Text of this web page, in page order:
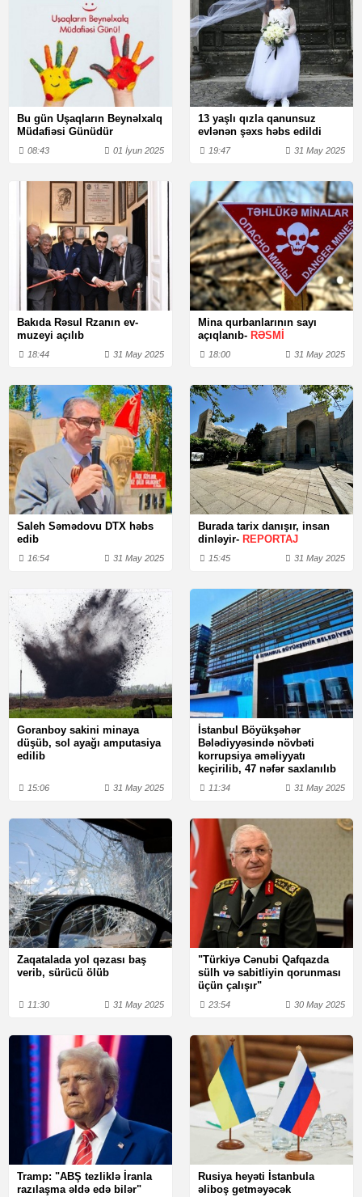
Bu gün Uşaqların Beynəlxalq
Müdafiəsi Günüdür
08:43 01 İyun 2025
13 yaşlı qızla qanunsuz
evlənən şəxs həbs edildi
19:47 31 May 2025
Bakıda Rəsul Rzanın ev-
muzeyi açılıb
18:44 31 May 2025
Mina qurbanlarının sayı
açıqlanıb- RƏSMİ
18:00 31 May 2025
Saleh Səmədovu DTX həbs
edib
16:54 31 May 2025
Burada tarix danışır, insan
dinləyir- REPORTAJ
15:45 31 May 2025
Goranboy sakini minaya
düşüb, sol ayağı amputasiya
edilib
15:06 31 May 2025
İstanbul Böyükşəhər
Bələdiyyəsində növbəti
korrupsiya əməliyyatı
keçirilib, 47 nəfər saxlanılıb
11:34 31 May 2025
Zaqatalada yol qəzası baş
verib, sürücü ölüb
11:30 31 May 2025
"Türkiyə Cənubi Qafqazda
sülh və sabitliyin qorunması
üçün çalışır"
23:54 30 May 2025
Tramp: "ABŞ tezliklə İranla
razılaşma əldə edə bilər"
Rusiya heyəti İstanbula
əliboş getməyəcək